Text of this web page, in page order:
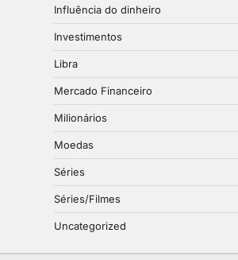
Influência do dinheiro
Investimentos
Libra
Mercado Financeiro
Milionários
Moedas
Séries
Séries/Filmes
Uncategorized